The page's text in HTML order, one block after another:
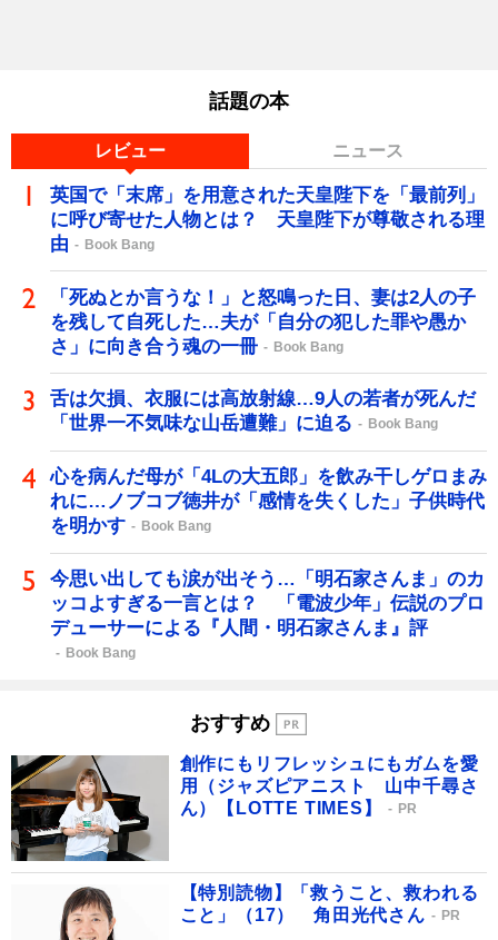
話題の本
レビュー ニュース
英国で「末席」を用意された天皇陛下を「最前列」
に呼び寄せた人物とは？ 天皇陛下が尊敬される理
由
Book Bang
「死ぬとか言うな！」と怒鳴った日、妻は2人の子
を残して自死した…夫が「自分の犯した罪や愚か
さ」に向き合う魂の一冊
Book Bang
舌は欠損、衣服には高放射線…9人の若者が死んだ
「世界一不気味な山岳遭難」に迫る
Book Bang
心を病んだ母が「4Lの大五郎」を飲み干しゲロまみ
れに…ノブコブ徳井が「感情を失くした」子供時代
を明かす
Book Bang
今思い出しても涙が出そう…「明石家さんま」のカ
ッコよすぎる一言とは？ 「電波少年」伝説のプロ
デューサーによる『人間・明石家さんま』評
Book Bang
おすすめ
創作にもリフレッシュにもガムを愛
用（ジャズピアニスト 山中千尋さ
ん）【LOTTE TIMES】
PR
【特別読物】「救うこと、救われる
こと」（17） 角田光代さん
PR